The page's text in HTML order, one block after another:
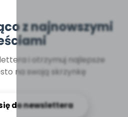
z najnowszymi
i otrzymuj najlepsze
na swoją skrzynkę
do newslettera